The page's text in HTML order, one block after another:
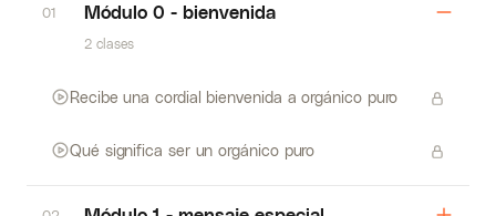
01 Módulo 0 - bienvenida
2 clases
Recibe una cordial bienvenida a orgánico puro
Qué significa ser un orgánico puro